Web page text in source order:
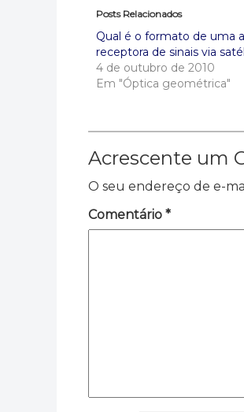
Posts Relacionados
Qual é o formato de uma
receptora de sinais via
4 de outubro de 2010
Em "Óptica geométrica"
Acrescente um
O seu endereço de e-
Comentário *